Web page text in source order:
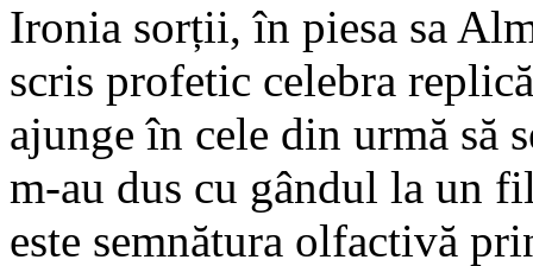
Ironia sorții, în piesa sa
scris profetic celebra
ajunge în cele din urmă să
m-au dus cu gândul la un
este semnătura olfactivă